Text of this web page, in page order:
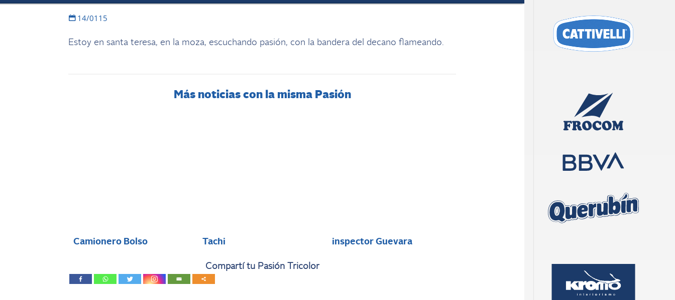
14/0115
Estoy en santa teresa, en la moza, escuchando pasión, con la bandera del decano flameando.
Más noticias con la misma Pasión
Camionero Bolso Tachi inspector Guevara
Compartí tu Pasión Tricolor